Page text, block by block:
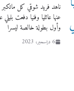
ناهد فريد شوقي كل
عنها عائليا وفنيا دفعت
وأول بطولة خالصة ليسرا
6 ديسمبر، 2023